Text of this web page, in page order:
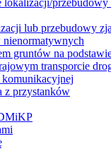
lub przebudowy
nienormatywnych
gruntów na
transporcie
komunikacyjnej
z przystanków